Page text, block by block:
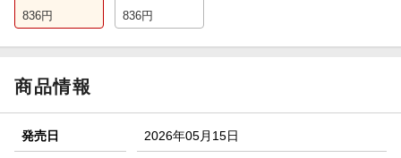
836円 836円
商品情報
発売日 2026年05月15日